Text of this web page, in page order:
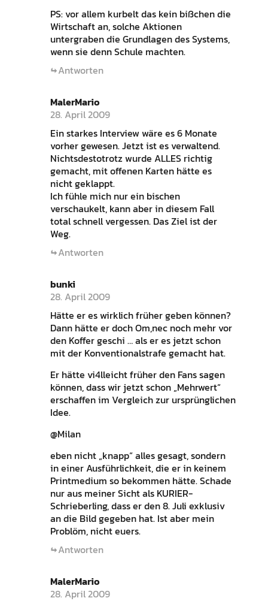
PS: vor allem kurbelt das kein bißchen die
Wirtschaft an, solche Aktionen
untergraben die Grundlagen des Systems,
wenn sie denn Schule machten.
Antworten
MalerMario
28. April 2009
Ein starkes Interview wäre es 6 Monate
vorher gewesen. Jetzt ist es verwaltend.
Nichtsdestotrotz wurde ALLES richtig
gemacht, mit offenen Karten hätte es
nicht geklappt.
Ich fühle mich nur ein bischen
verschaukelt, kann aber in diesem Fall
total schnell vergessen. Das Ziel ist der
Weg.
Antworten
bunki
28. April 2009
Hätte er es wirklich früher geben können?
Dann hätte er doch Om,nec noch mehr vor
den Koffer geschi … als er es jetzt schon
mit der Konventionalstrafe gemacht hat.
Er hätte vi4lleicht früher den Fans sagen
können, dass wir jetzt schon „Mehrwert“
erschaffen im Vergleich zur ursprünglichen
Idee.
@Milan
eben nicht „knapp“ alles gesagt, sondern
in einer Ausführlichkeit, die er in keinem
Printmedium so bekommen hätte. Schade
nur aus meiner Sicht als KURIER-
Schrieberling, dass er den 8. Juli exklusiv
an die Bild gegeben hat. Ist aber mein
Problöm, nicht euers.
Antworten
MalerMario
28. April 2009